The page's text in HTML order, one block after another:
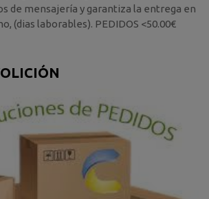
de mensajería y garantiza la entrega en
(dias laborables). PEDIDOS <50.00€